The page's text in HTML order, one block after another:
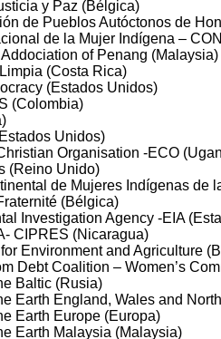
y Paz (Bélgica)
de Pueblos Autóctonos de
de la Mujer Indígena –
of Penang (Malaysia)
(Costa Rica)
(Estados Unidos)
(Colombia)
Unidos)
Organisation -ECO
(Reino Unido)
de Mujeres Indígenas de
(Bélgica)
Investigation Agency -EIA
CIPRES (Nicaragua)
Environment and Agriculture
Debt Coalition – Women’s
Baltic (Rusia)
Earth England, Wales and
Earth Europe (Europa)
Earth Malaysia (Malaysia)